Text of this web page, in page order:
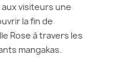
aux visiteurs une
la fin de
Rose à travers les
mangakas.